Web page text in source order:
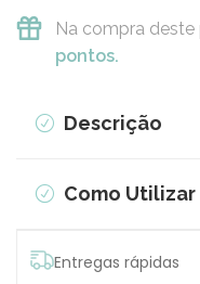
Na compra
pontos.
Descrição
Como Utilizar
Entregas rápidas